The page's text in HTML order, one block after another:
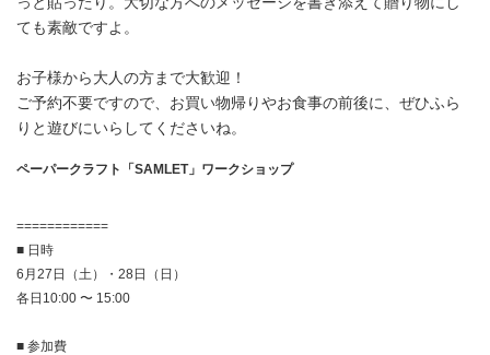
ても素敵ですよ。
お子様から大人の方まで大歓迎！
ご予約不要ですので、お買い物帰りやお食事の前後に、ぜひふら
りと遊びにいらしてくださいね。
ペーパークラフト「SAMLET」ワークショップ
============
■ 日時
6月27日（土）・28日（日）
各日10:00 〜 15:00
■ 参加費